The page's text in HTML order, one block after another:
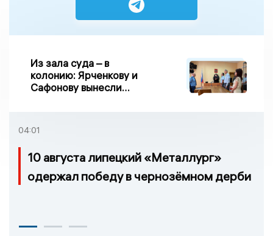
Из зала суда – в
колонию: Ярченкову и
Сафонову вынесли
04:01
10 августа липецкий «Металлург»
одержал победу в чернозёмном дерби